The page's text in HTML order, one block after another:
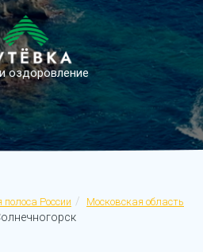
оздоровление
полоса России
Московская область